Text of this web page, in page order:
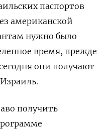
паспортов
американской
нужно было
время, прежде
они получают
получить